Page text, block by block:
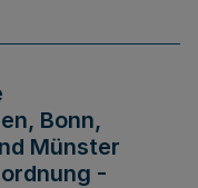
Bonn,
Münster
-